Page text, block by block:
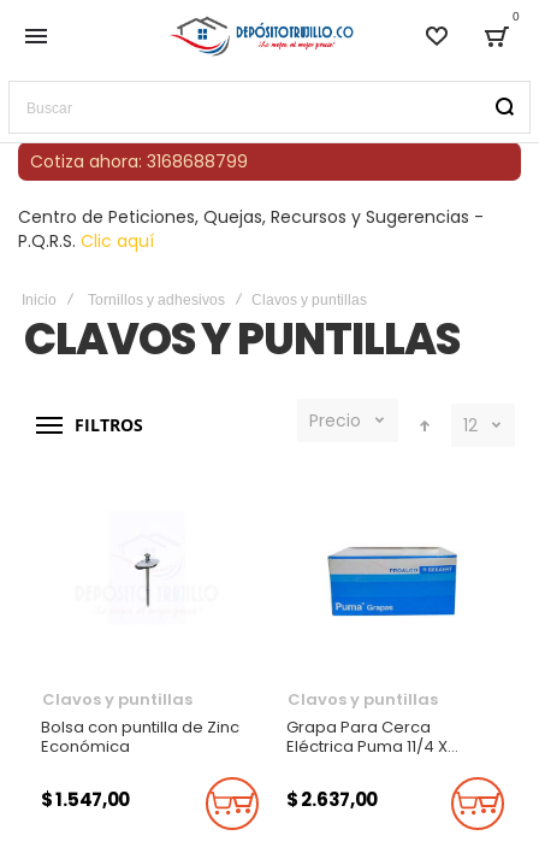
Lista de
0
Buscar
Cotiza ahora: 3168688799
Centro de Peticiones, Quejas, Recursos y Sugerencias -
P.Q.R.S. Clic aquí
Inicio Tornillos y adhesivos Clavos y puntillas
CLAVOS Y PUNTILLAS
FILTROS Precio 12
Clavos y puntillas
Bolsa con puntilla de Zinc
Económica
$ 1.547,00 Añadir Al Carrito
Clavos y puntillas
Grapa Para Cerca
Eléctrica Puma 11/4 X
$ 2.637,00